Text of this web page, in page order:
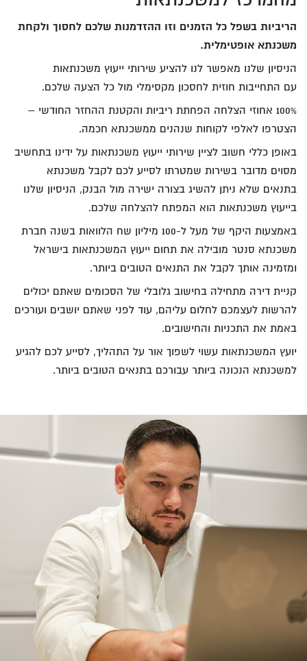
הריביות בשפל כל הזמנים וזו ההזדמנות שלכם לחסוך ולקחת
משכנתא אופטימלית.
הניסיון שלנו מאפשר לנו להציע שירותי ייעוץ משכנתאות
עם התחייבות חוזית לחסכון מקסימלי מול כל הצעה שלכם.
100% אחוזי הצלחה הפחתת ריביות והקטנת ההחזר החודשי –
הצטרפו לאלפי לקוחות שנהנים ממשכנתא חכמה.
באופן כללי חשוב לציין שירותי ייעוץ משכנתאות על ידינו בתחשיב
מסוים מדובר בשירות שמטרתו לסייע לכם לקבל משכנתא
בתנאים שלא ניתן להשיג בצורה ישירה מול הבנק, הניסיון שלנו
בייעוץ משכנתאות הוא המפתח להצלחה שלכם.
באמצעות היקף של מעל ל-100 מיליון שח הלוואות בשנה חברת
משכנתא סנטר מובילה את תחום ייעוץ המשכנתאות בישראל
ומזמינה אותך לקבל את התנאים הטובים ביותר.
קניית דירה מתחילה בחישוב גלובלי של הסכומים שאתם יכולים
להרשות לעצמכם לחלום עליהם, עוד לפני שאתם יושבים ועורכים
באמת את התכניות והחישובים.
יועץ המשכנתאות עשוי לשפוך אור על התהליך, לסייע לכם להגיע
למשכנתא הנכונה ביותר עבורכם בתנאים הטובים ביותר.